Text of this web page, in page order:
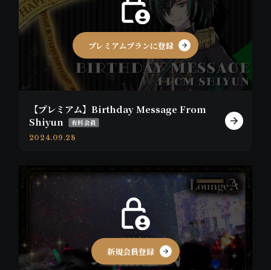
プレミアムプランに登録
【プレミアム】Birthday Message From
Shiyun
有料会員
2024.09.28
新規会員登録